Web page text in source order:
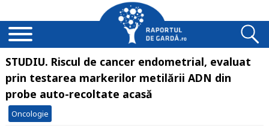
STUDIU. Riscul de cancer endometrial, evaluat
prin testarea markerilor metilării ADN din
probe auto-recoltate acasă
Oncologie